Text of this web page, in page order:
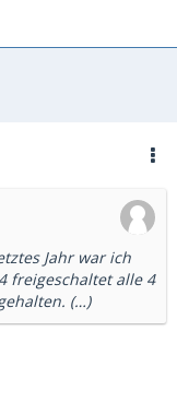
Jahr war ich
freigeschaltet alle 4
(…)